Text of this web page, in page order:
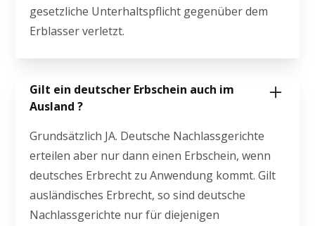
gesetzliche Unterhaltspflicht gegenüber dem
Erblasser verletzt.
Gilt ein deutscher Erbschein auch im
Ausland ?
Grundsätzlich JA. Deutsche Nachlassgerichte
erteilen aber nur dann einen Erbschein, wenn
deutsches Erbrecht zu Anwendung kommt. Gilt
ausländisches Erbrecht, so sind deutsche
Nachlassgerichte nur für diejenigen